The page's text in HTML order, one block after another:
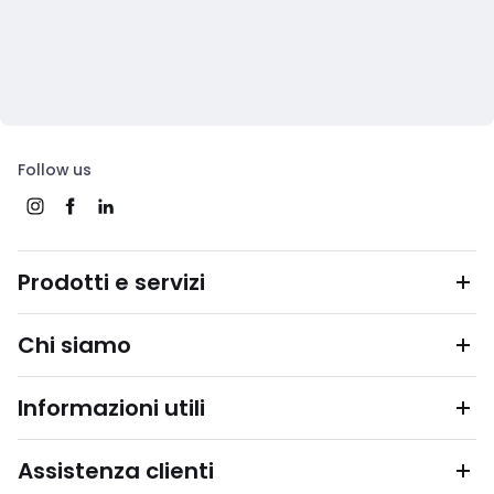
Follow us
Prodotti e servizi
Chi siamo
Informazioni utili
Assistenza clienti